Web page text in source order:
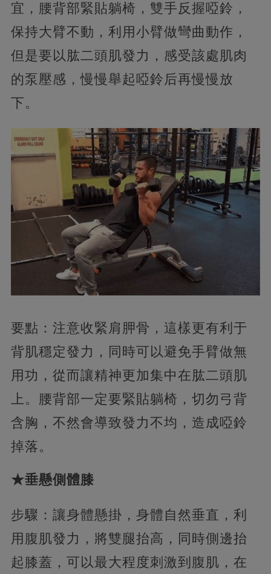
宜，腰背部緊貼躺椅，雙手反握啞鈴，
保持大臂不動，利用小臂做彎曲動作，
但是要以肱二頭肌發力，感受該處肌肉
的泵壓感，慢慢舉起啞鈴后再慢慢放
下。
要點：注意收緊肩胛骨，這樣更有利于
背肌穩定發力，同時可以避免手臂做無
用功，從而讓精神更加集中在肱二頭肌
上。腰背部一定要緊貼躺椅，切勿弓背
含胸，不然會導致發力不均，造成啞鈴
掉落。
★垂懸側體膝
步驟：讓身體懸掛，身體自然垂直，利
用腹肌發力，將雙腿抬高，同時側邊抬
起膝蓋，可以最大程度刺激到腹肌，在